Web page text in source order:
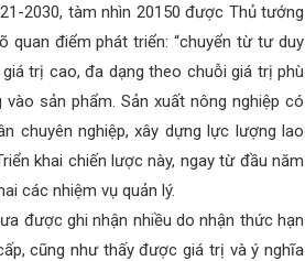
2030, tàm nhìn 20150 được Thủ tướng
quan điểm phát triển: “chuyển từ tư duy
trị cao, đa dạng theo chuỗi giá trị phù
sản phẩm. Sản xuất nông nghiệp có
chuyên nghiệp, xây dựng lực lượng lao
khai chiến lược này, ngay từ đầu năm
các nhiệm vụ quản lý.
được ghi nhận nhiều do nhận thức hạn
cũng như thấy được giá trị và ý nghĩa